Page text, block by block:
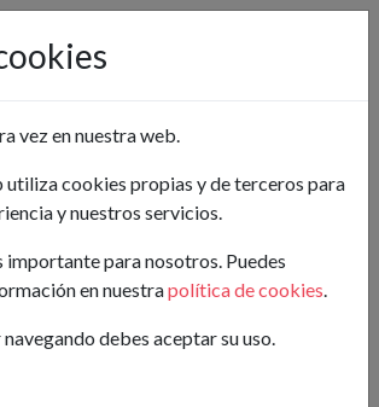
vez en nuestra web.
utiliza cookies propias y de terceros para
y nuestros servicios.
importante para nosotros. Puedes
en nuestrapolítica de cookies.
debes aceptar su uso.